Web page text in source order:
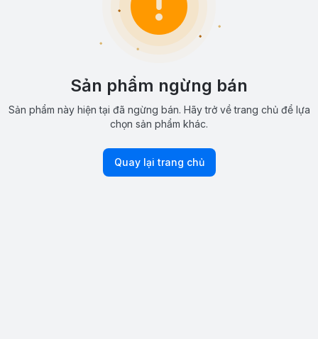
Sản phẩm ngừng bán
Sản phẩm này hiện tại đã ngừng bán. Hãy trở về trang chủ để lựa
chọn sản phẩm khác.
Quay lại trang chủ